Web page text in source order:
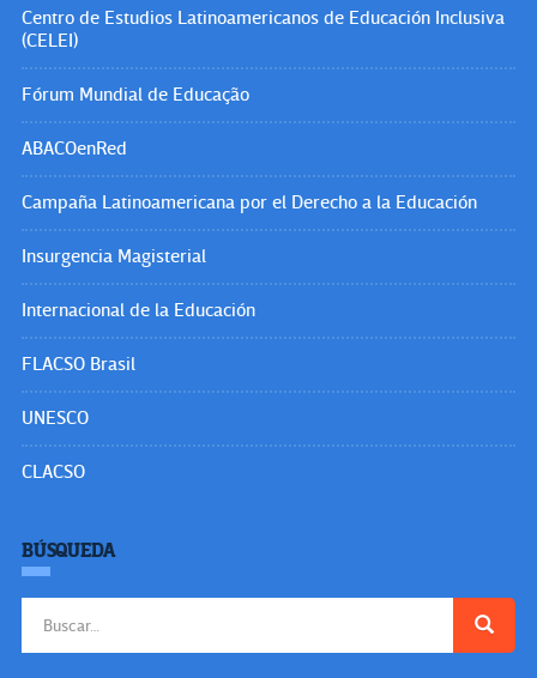
Centro de Estudios Latinoamericanos de Educación Inclusiva
(CELEI)
Fórum Mundial de Educação
ABACOenRed
Campaña Latinoamericana por el Derecho a la Educación
Insurgencia Magisterial
Internacional de la Educación
FLACSO Brasil
UNESCO
CLACSO
BÚSQUEDA